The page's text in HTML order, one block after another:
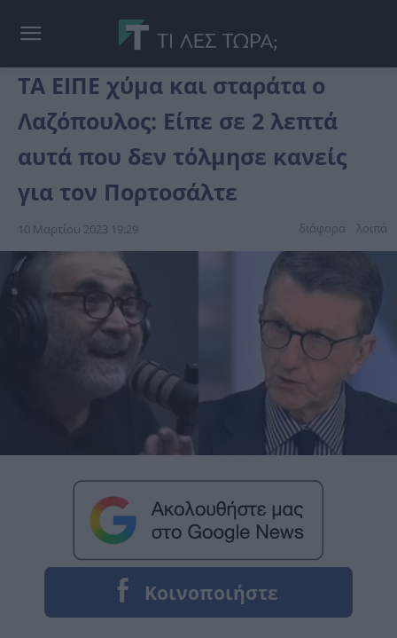
ΤΑ ΕΙΠΕ χύμα και σταράτα ο
Λαζόπουλος: Είπε σε 2 λεπτά
αυτά που δεν τόλμησε κανείς
για τον Πορτοσάλτε
10 Μαρτίου 2023 19:29 διάφορα λοιπά